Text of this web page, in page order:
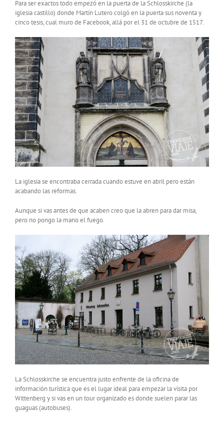
Para ser exactos todo empezó en la puerta de la Schlosskirche (la
iglesia castillo) donde Martín Lutero colgó en la puerta sus noventa y
cinco tesis, cual muro de Facebook, allá por el 31 de octubre de 1517.
La iglesia se encontraba cerrada cuando estuve en abril pero están
acabando las reformas.
Aunque si vas antes de que acaben creo que la abren para dar misa,
pero no pongo la mano el fuego.
La Schlosskirche se encuentra justo enfrente de la oficina de
información turística que es el lugar ideal para empezar la visita por
Wittenberg y si vas en un tour organizado es donde suelen parar las
guaguas (autobuses).